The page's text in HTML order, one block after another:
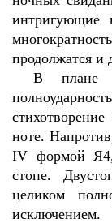
интригующие
продолжатся и
В плане
ноте.
IV формой
стопе.
целиком
исключением.